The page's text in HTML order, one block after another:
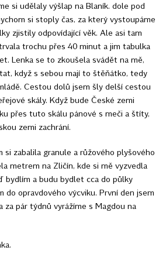
si udělaly výšlap na Blaník. dole pod
si stoply čas, za který vystoupáme
zjistily odpovídající věk. Ale asi tam
trochu přes 40 minut a jim tabulka
Lenka se to zkoušela svádět na mě,
když s sebou mají to štěňátko, tedy
Cestou dolů jsem šly delší cestou
skály. Když bude České zemi
přes tuto skálu pánové s meči a štíty,
zemi zachrání.
zabalila granule a růžového plyšového
metrem na Zličín, kde si mě vyzvedla
bydlím a budu bydlet cca do půlky
do opravdového výcviku. První den jsem
za pár týdnů vyrážíme s Magdou na